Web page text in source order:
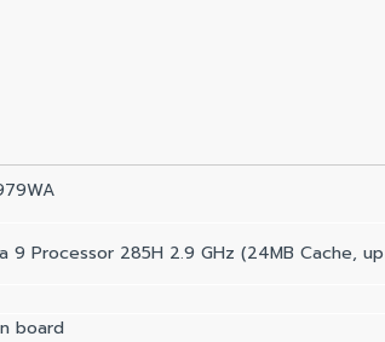
Processor 285H 2.9 GHz (24MB Cache,
board